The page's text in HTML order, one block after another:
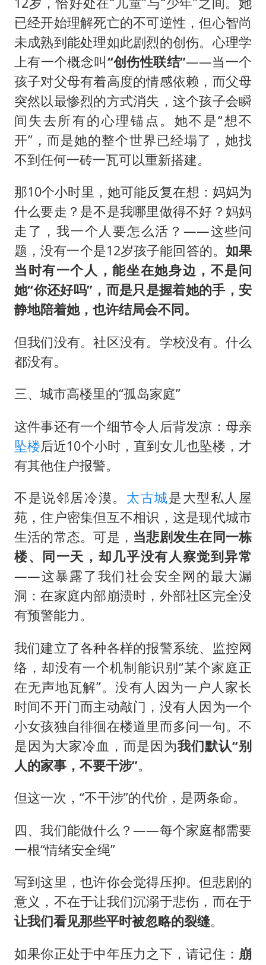
已经开始理解死亡的不可逆性，但心智尚
未成熟到能处理如此剧烈的创伤。心理学
上有一个概念叫“创伤性联结”——当一个
孩子对父母有着高度的情感依赖，而父母
突然以最惨烈的方式消失，这个孩子会瞬
间失去所有的心理锚点。她不是“想不
开”，而是她的整个世界已经塌了，她找
不到任何一砖一瓦可以重新搭建。
那10个小时里，她可能反复在想：妈妈为
什么要走？是不是我哪里做得不好？妈妈
走了，我一个人要怎么活？——这些问
题，没有一个是12岁孩子能回答的。 如果
当时有一个人，能坐在她身边，不是问
她“你还好吗”，而是只是握着她的手，安
静地陪着她，也许结局会不同。
但我们没有。社区没有。学校没有。什么
都没有。
三、城市高楼里的“孤岛家庭”
这件事还有一个细节令人后背发凉：母亲
坠楼后近10个小时，直到女儿也坠楼，才
有其他住户报警。
不是说邻居冷漠。 太古城是大型私人屋
苑，住户密集但互不相识，这是现代城市
生活的常态。可是， 当悲剧发生在同一栋
楼、同一天，却几乎没有人察觉到异常
——这暴露了我们社会安全网的最大漏
洞：在家庭内部崩溃时，外部社区完全没
有预警能力。
我们建立了各种各样的报警系统、监控网
络，却没有一个机制能识别“某个家庭正
在无声地瓦解”。没有人因为一户人家长
时间不开门而主动敲门，没有人因为一个
小女孩独自徘徊在楼道里而多问一句。不
是因为大家冷血，而是因为我们默认“别
人的家事，不要干涉”。
但这一次，“不干涉”的代价，是两条命。
四、我们能做什么？——每个家庭都需要
一根“情绪安全绳”
写到这里，也许你会觉得压抑。但悲剧的
意义，不在于让我们沉溺于悲伤，而在于
让我们看见那些平时被忽略的裂缝。
如果你正处于中年压力之下，请记住： 崩